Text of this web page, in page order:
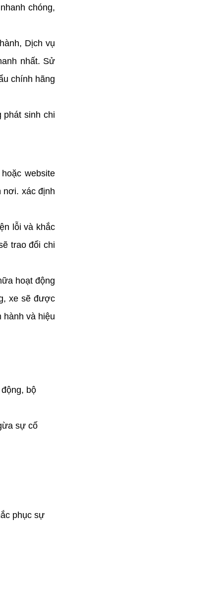
chóng,
Dịch vụ
nhất. Sử
chính hãng
phát sinh chi
website
nơi. xác định
lỗi và khắc
trao đổi chi
hoạt động
xe sẽ được
hành và hiệu
bộ
sự cố
phục sự